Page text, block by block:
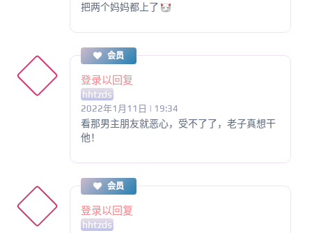
把两个妈妈都上了
会员
登录以回复
hhtzds
2022年1月11日 | 19:34
看那男主朋友就恶心，受不了了，老子真想干
他！
会员
登录以回复
hhtzds